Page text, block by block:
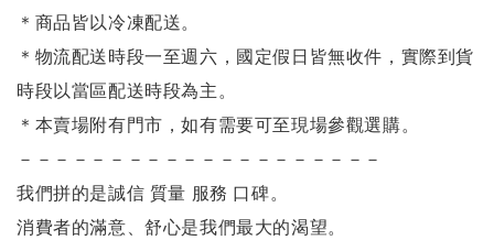
＊商品皆以冷凍配送。
＊物流配送時段一至週六，國定假日皆無收件，實際到貨
時段以當區配送時段為主。
＊本賣場附有門市，如有需要可至現場參觀選購。
－－－－－－－－－－－－－－－－－－－－
我們拼的是誠信 質量 服務 口碑。
消費者的滿意、舒心是我們最大的渴望。